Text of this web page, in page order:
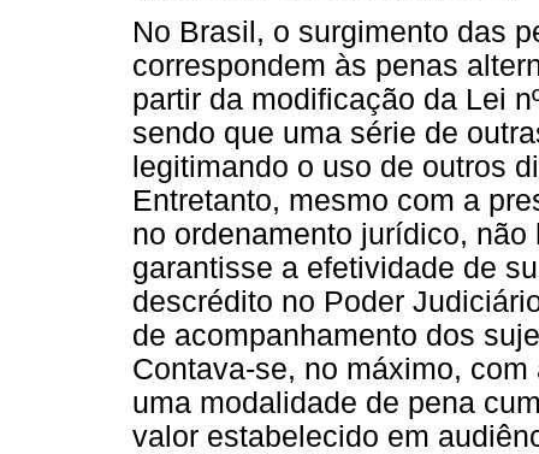
No Brasil, o surgimento das
correspondem às penas
partir da modificação da Lei
sendo que uma série de
legitimando o uso de outros
Entretanto, mesmo com a
no ordenamento jurídico,
garantisse a efetividade de
descrédito no Poder
de acompanhamento dos
Contava-se, no máximo,
uma modalidade de pena
valor estabelecido em